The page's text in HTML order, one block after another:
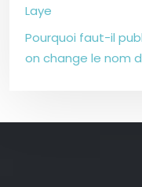
Laye
Pourquoi faut-il
on change le nom